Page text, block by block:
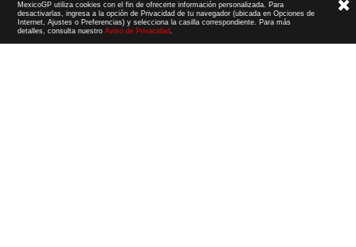
MexicoGP utiliza cookies con el fin de ofrecerte información personalizada. Para
desactivarlas, ingresa a la opción de Privacidad de tu navegador (ubicada en Opciones de
Internet, Ajustes o Preferencias) y selecciona la casilla correspondiente. Para más
detalles, consulta nuestroAviso de Privacidad.